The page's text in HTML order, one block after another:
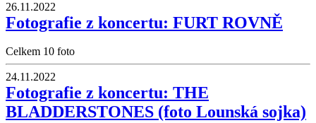
26.11.2022
Fotografie z koncertu: FURT ROVNĚ
Celkem 10 foto
24.11.2022
Fotografie z koncertu: THE
BLADDERSTONES (foto Lounská sojka)